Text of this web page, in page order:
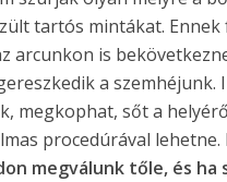
tartós mintákat.
arcunkon is
a
megkophat, sőt a
procedúrával
megválunk tőle, és